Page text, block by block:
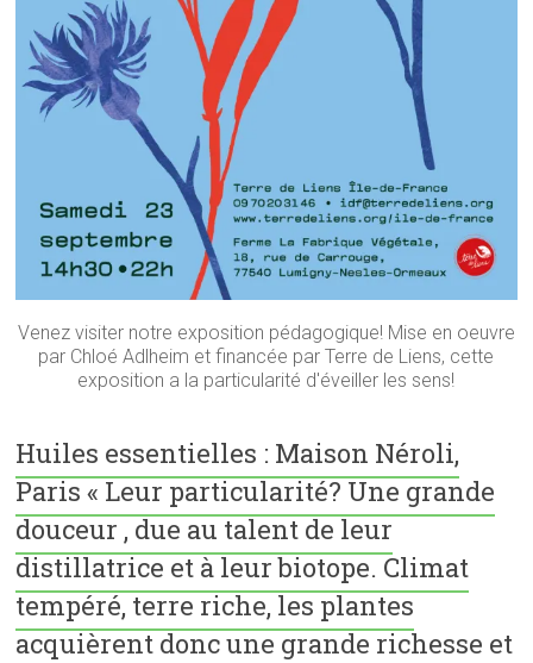
Venez visiter notre exposition pédagogique! Mise en oeuvre
par Chloé Adlheim et financée par Terre de Liens, cette
exposition a la particularité d'éveiller les sens!
Huiles essentielles : Maison Néroli,
Paris « Leur particularité? Une grande
douceur , due au talent de leur
distillatrice et à leur biotope. Climat
tempéré, terre riche, les plantes
acquièrent donc une grande richesse et